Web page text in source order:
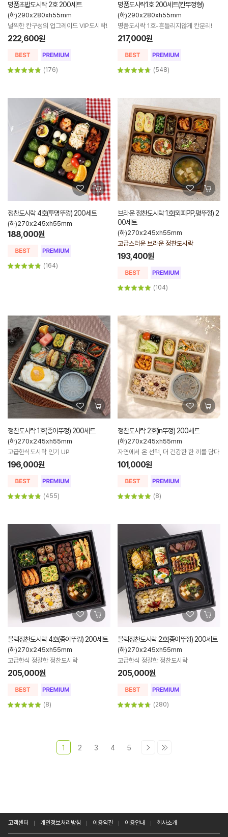
명품초밥도시락 2호 200세트
(하)290x280xh55mm
널찍한 칸구성의 업그레이드 VIP도시락!
222,600원
(176)
명품도시락1호 200세트(칸뚜껑형)
(하)290x280xh55mm
명품도시락 1호-흔들리지않게 칸분리!
217,000원
(548)
정찬도시락 4호(투명뚜껑) 200세트
(하)270x245xh55mm
188,000원
(164)
브라운 정찬도시락 1호(외피PP,평뚜껑) 2
00세트
(하)270x245xh55mm
고급스러운 브라운 정찬도시락
193,400원
(104)
정찬도시락 1호(종이뚜껑) 200세트
(하)270x245xh55mm
고급한식도시락 인기 UP
196,000원
(455)
정찬도시락 2호(in뚜껑) 200세트
(하)270x245xh55mm
자연에서 온 선택, 더 건강한 한 끼를 담다
101,000원
(8)
블랙정찬도시락 4호(종이뚜껑) 200세트
(하)270x245xh55mm
고급한식 정갈한 정찬도시락
205,000원
(8)
블랙정찬도시락 2호(종이뚜껑) 200세트
(하)270x245xh55mm
고급한식 정갈한 정찬도시락
205,000원
(280)
1 2 3 4 5
고객센터 개인정보처리방침 이용약관 이용안내 회사소개